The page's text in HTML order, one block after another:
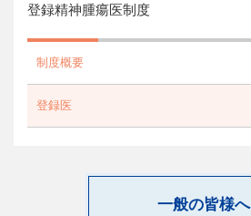
登録精神腫瘍医制度
制度概要
登録医
一般の皆様へ